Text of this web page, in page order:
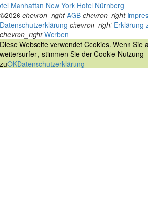
Manhattan New York Hotel Nürnberg
©2026 chevron_right AGB chevron_right
Datenschutzerklärung chevron_right Erklärung
chevron_right Werben
Diese Webseite verwendet Cookies. Wenn Sie
weitersurfen, stimmen Sie der Cookie-Nutzung
zuOKDatenschutzerklärung